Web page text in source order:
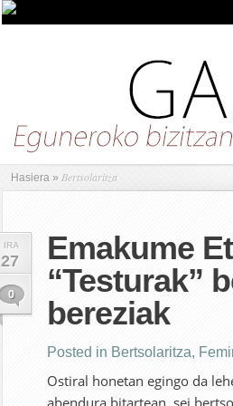
Hasiera » Bertsolaritza
IRA
27
0
Emakume
“Testurak”
bereziak
Posted in Bertsolaritza,
Ostiral honetan egingo da
abendura bitartean, sei